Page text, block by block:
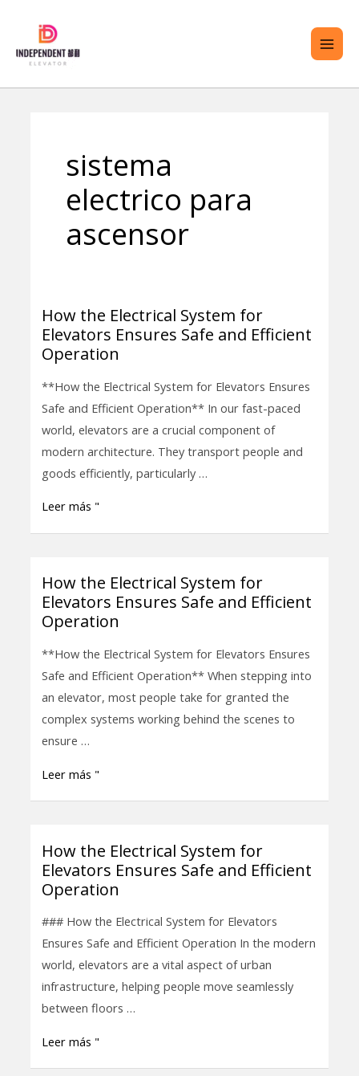
contenido
sistema
electrico para
ascensor
How the Electrical System for
Elevators Ensures Safe and Efficient
Operation
**How the Electrical System for Elevators Ensures
Safe and Efficient Operation** In our fast-paced
world, elevators are a crucial component of
modern architecture. They transport people and
goods efficiently, particularly …
How
the
Electrical
System
for
Elevators
Ensures
Efficient
Operation
Leer más "
How the Electrical System for
Elevators Ensures Safe and Efficient
Operation
**How the Electrical System for Elevators Ensures
Safe and Efficient Operation** When stepping into
an elevator, most people take for granted the
complex systems working behind the scenes to
ensure …
How
the
Electrical
System
for
Elevators
Ensures
Efficient
Operation
Leer más "
How the Electrical System for
Elevators Ensures Safe and Efficient
Operation
### How the Electrical System for Elevators
Ensures Safe and Efficient Operation In the modern
world, elevators are a vital aspect of urban
infrastructure, helping people move seamlessly
between floors …
How
the
Electrical
System
for
Elevators
Ensures
Safe
Efficient
Operation
Leer más "